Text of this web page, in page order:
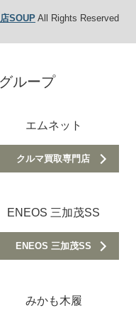
SOUPAll Rights Reserved
ループ
エムネット
クルマ買取専門店
ENEOS 三加茂SS
ENEOS 三加茂SS
みかも木履